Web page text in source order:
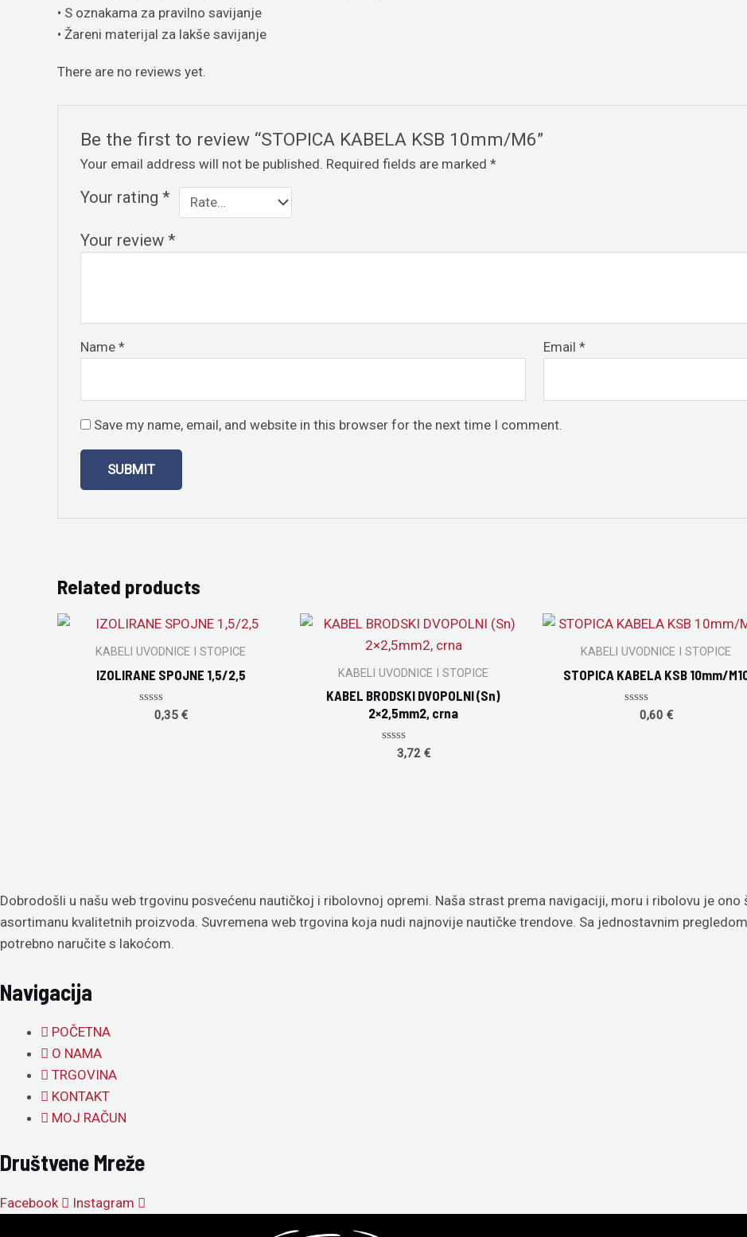
• S oznakama za pravilno savijanje
• Žareni materijal za lakše savijanje
There are no reviews yet.
Be the first to review “STOPICA KABELA KSB 10mm/M6”
Your email address will not be published. Required fields are marked*
Your rating*
Your review*
Name* Email*
Save my name, email, and website in this browser for the next time I comment.
Related products
KABELI UVODNICE I STOPICE
IZOLIRANE SPOJNE 1,5/2,5
Rated
0,35 €
KABELI UVODNICE I STOPICE
KABEL BRODSKI DVOPOLNI (Sn)
2×2,5mm2, crna
Rated
3,72 €
KABELI UVODNICE I STOPICE
STOPICA KABELA KSB 10mm/
Rated
0,60 €
Dobrodošli u našu web trgovinu posvećenu nautičkoj i ribolovnoj opremi. Naša strast prema navigaciji, moru i ribolovu je
asortimanu kvalitetnih proizvoda. Suvremena web trgovina koja nudi najnovije nautičke trendove. Sa jednostavnim
potrebno naručite s lakoćom.
Navigacija
POČETNA
O NAMA
TRGOVINA
KONTAKT
MOJ RAČUN
Društvene Mreže
Facebook Instagram